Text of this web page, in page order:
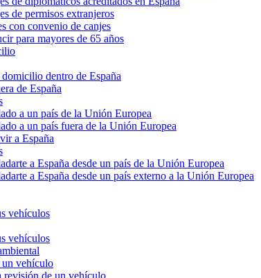
de permisos extranjeros
con convenio de canjes
para mayores de 65 años
dentro de España
de España
a un país de la Unión Europea
a un país fuera de la Unión Europea
a España
a España desde un país de la Unión Europea
a España desde un país externo a la Unión Europea
vehículos
vehículos
vehículo